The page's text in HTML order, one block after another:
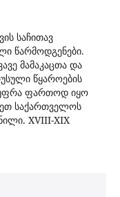
საჩითავ
წარმოდგენები.
მამაკაცთა და
წყაროების
ფართოდ იყო
საქართველოს
XVIII-XIX